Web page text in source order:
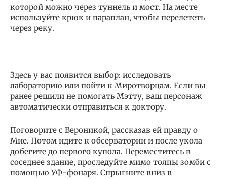
которой можно через туннель и мост. На месте
используйте крюк и параплан, чтобы перелететь
через реку.
Здесь у вас появится выбор: исследовать
лабораторию или пойти к Миротворцам. Если вы
ранее решили не помогать Мэтту, ваш персонаж
автоматически отправиться к доктору.
Поговорите с Вероникой, рассказав ей правду о
Мие. Потом идите к обсерватории и после укола
добегите до первого купола. Переместитесь в
соседнее здание, проследуйте мимо толпы зомби с
помощью УФ-фонаря. Спрыгните вниз в